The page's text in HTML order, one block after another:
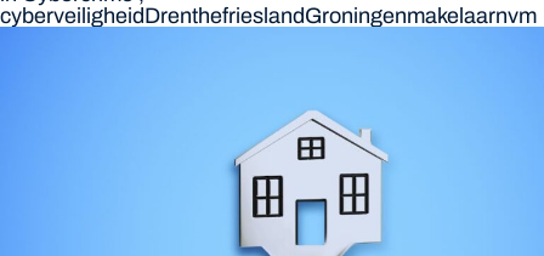
cyberveiligheidDrenthefrieslandGroningenmakelaarnvm